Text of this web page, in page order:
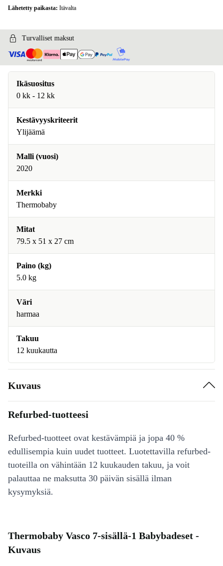
Lähetetty paikasta: Itävalta
Turvalliset maksut
Ikäsuositus
0 kk - 12 kk
Kestävyyskriteerit
Ylijäämä
Malli (vuosi)
2020
Merkki
Thermobaby
Mitat
79.5 x 51 x 27 cm
Paino (kg)
5.0 kg
Väri
harmaa
Takuu
12 kuukautta
Kuvaus
Refurbed-tuotteesi
Refurbed-tuotteet ovat kestävämpiä ja jopa 40 %
edullisempia kuin uudet tuotteet. Luotettavilla refurbed-
tuoteilla on vähintään 12 kuukauden takuu, ja voit
palauttaa ne maksutta 30 päivän sisällä ilman
kysymyksiä.
Thermobaby Vasco 7-sisällä-1 Babybadeset -
Kuvaus